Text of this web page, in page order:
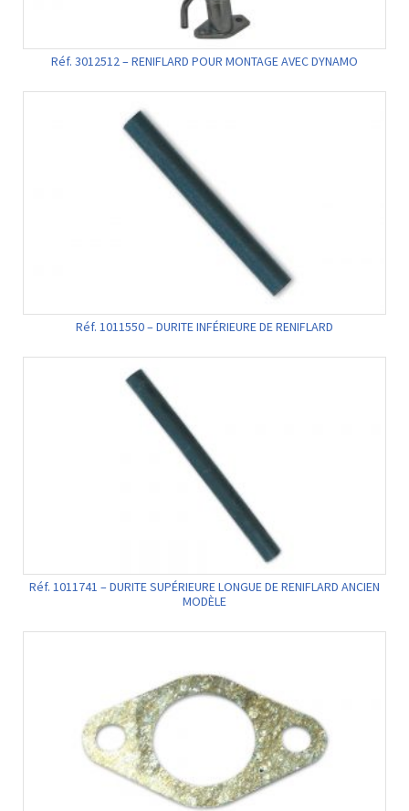
Réf. 3012512 – RENIFLARD POUR MONTAGE AVEC DYNAMO
Réf. 1011550 – DURITE INFÉRIEURE DE RENIFLARD
Réf. 1011741 – DURITE SUPÉRIEURE LONGUE DE RENIFLARD ANCIEN
MODÈLE